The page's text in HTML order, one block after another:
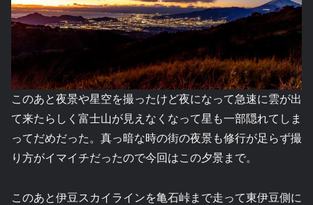
このあと夜景や星空を撮ったけど夜になって急速に雲が出
て来たらしく富士山が見えなくなって星も一部隠れてしま
ってだめだった。真っ暗な時の街の夜景も修行が足らず撮
り方がイマイチだったので今回はこの夕景まで。
このあと伊豆スカイラインを亀石峠まで走って東伊豆側に